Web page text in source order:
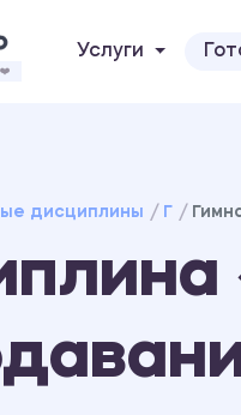
❤️
Услуги
дисциплины Г